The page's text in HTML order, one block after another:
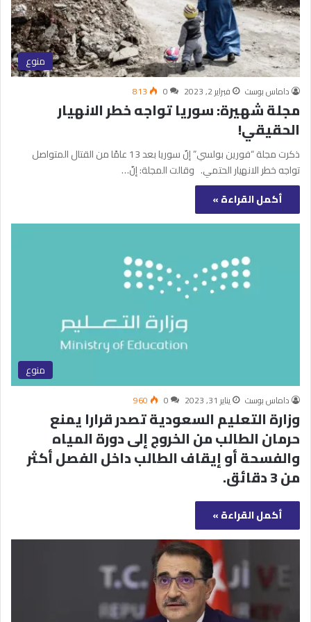
منوع
داماس بوست فبراير 2, 2023 0
813
مجلة شهيرة: سوريا تواجه خطر الانهيار
الحقيقي!
ذكرت مجلة “فورين بولسي” إنّ سوريا بعد 13 عامًا من القتال المتواصل
تواجه خطر الانهيار الحتمي. وقالت المجلة: إنّ…
أكمل القراءة »
منوع
داماس بوست يناير 31, 2023 0
960
‏وزارة التعليم السعودية تصدر قرارا يمنع
حرمان الطالب من الخروج إلى دورة المياه
والفسحة أو إيقاف الطالب داخل الفصل أكثر
من 3 دقائق.
أكمل القراءة »